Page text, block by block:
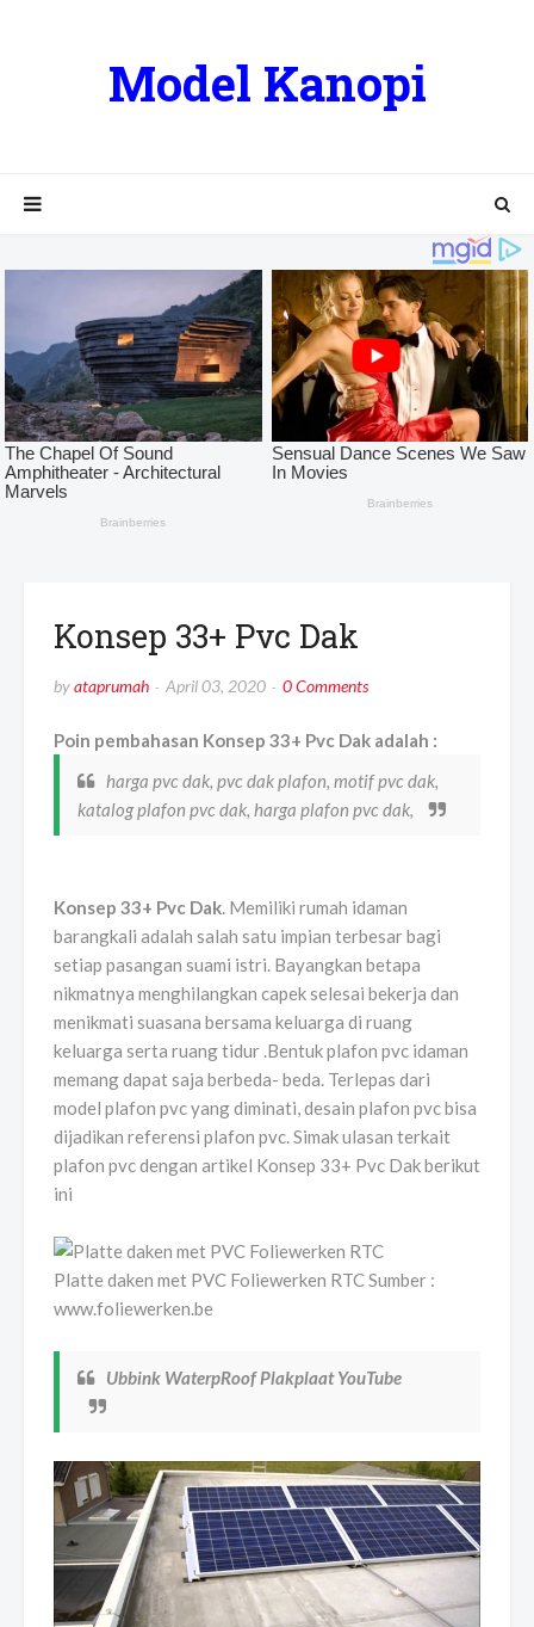
Model Kanopi
Konsep 33+ Pvc Dak
byataprumah April 03, 2020 0 Comments
Poin pembahasan Konsep 33+ Pvc Dak adalah :
harga pvc dak, pvc dak plafon, motif pvc dak,
katalog plafon pvc dak, harga plafon pvc dak,
Konsep 33+ Pvc Dak. Memiliki rumah idaman
barangkali adalah salah satu impian terbesar bagi
setiap pasangan suami istri. Bayangkan betapa
nikmatnya menghilangkan capek selesai bekerja dan
menikmati suasana bersama keluarga di ruang
keluarga serta ruang tidur .Bentuk plafon pvc idaman
memang dapat saja berbeda- beda. Terlepas dari
model plafon pvc yang diminati, desain plafon pvc bisa
dijadikan referensi plafon pvc. Simak ulasan terkait
plafon pvc dengan artikel Konsep 33+ Pvc Dak berikut
ini
Platte daken met PVC Foliewerken RTC Sumber :
www.foliewerken.be
Ubbink WaterpRoof Plakplaat YouTube